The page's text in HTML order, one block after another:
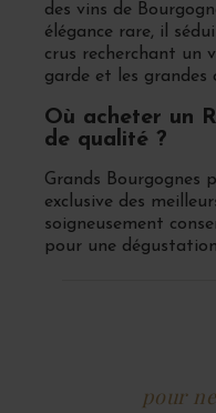
des vins de
élégance rare, il
crus recherchant un
garde et les grandes
Où acheter un
de qualité ?
Grands Bourgognes
exclusive des
soigneusement
pour une
pour